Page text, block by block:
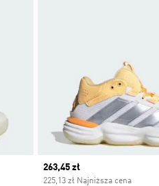
Current price
263,45 zł
225,13 zł Najniższa cena